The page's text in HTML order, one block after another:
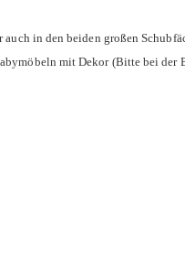
in den beiden großen
mit Dekor (Bitte bei der